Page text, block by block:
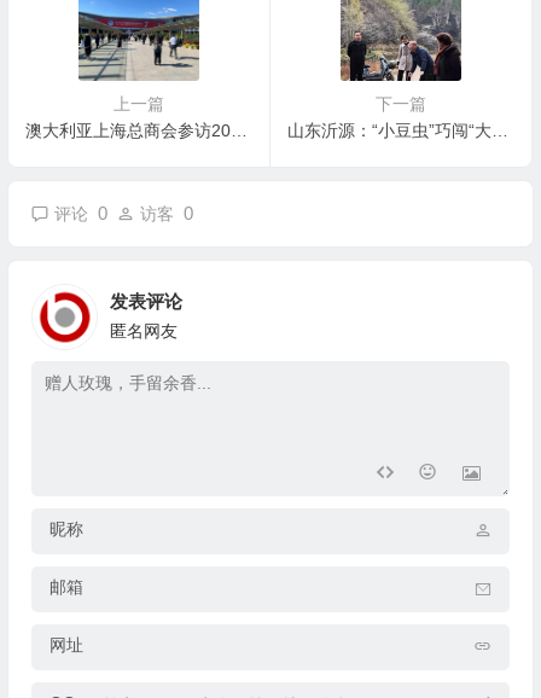
上一篇
澳大利亚上海总商会参访2024中国国际进口博览会，深化中澳经贸合作
下一篇
山东沂源：“小豆虫”巧闯“大市场”
评论 0 访客 0
发表评论
匿名网友
昵称
邮箱
网址